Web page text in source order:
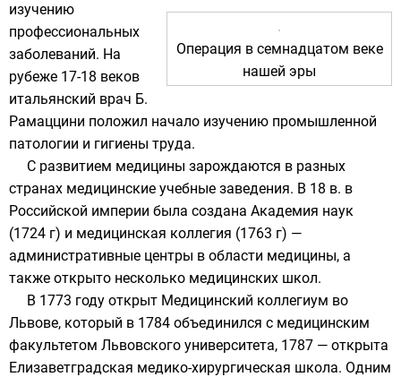
Операция в семнадцатом веке
нашей эры
изучению
профессиональных
заболеваний. На
рубеже 17-18 веков
итальянский врач Б.
Рамаццини положил начало изучению промышленной
патологии и гигиены труда.
С развитием медицины зарождаются в разных
странах медицинские учебные заведения. В 18 в. в
Российской империи была создана Академия наук
(1724 г) и медицинская коллегия (1763 г) —
административные центры в области медицины, а
также открыто несколько медицинских школ.
В 1773 году открыт Медицинский коллегиум во
Львове, который в 1784 объединился с медицинским
факультетом Львовского университета, 1787 — открыта
Елизаветградская медико-хирургическая школа. Одним